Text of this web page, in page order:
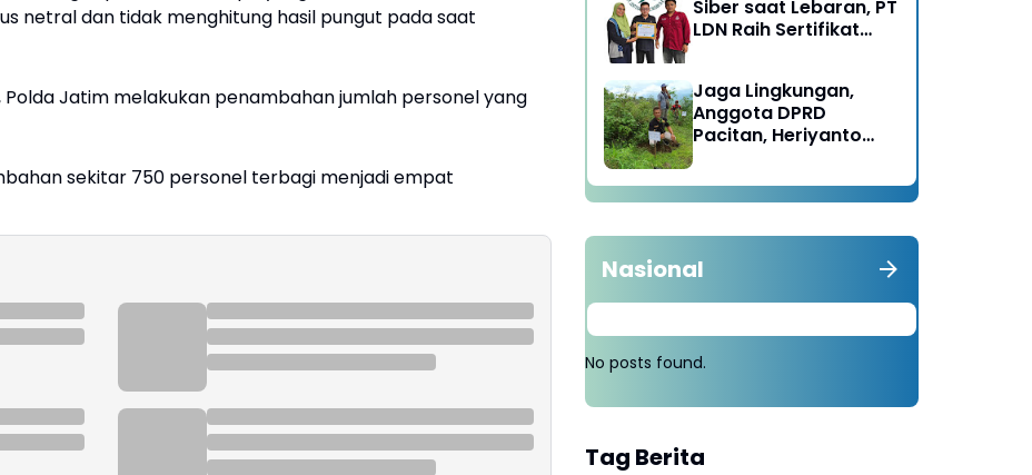
netral dan tidak menghitung hasil pungut pada saat
Jatim melakukan penambahan jumlah personel yang
sekitar 750 personel terbagi menjadi empat
Siber saat Lebaran, PT
LDN Raih Sertifikat
Karesidenan Madiun
Raya
Jaga Lingkungan,
Anggota DPRD
Pacitan, Heriyanto
Tebang 100 Pohon
diganti Tanam 1000
Nasional
No posts found.
Tag Berita